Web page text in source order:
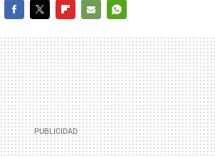
MAIL